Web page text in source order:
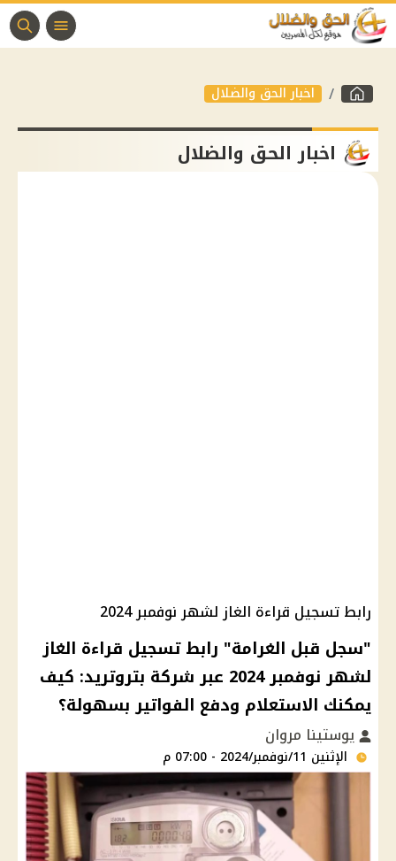
اخبار الحق والضلال
اخبار الحق والضلال
رابط تسجيل قراءة الغاز لشهر نوفمبر 2024
"سجل قبل الغرامة" رابط تسجيل قراءة الغاز
لشهر نوفمبر 2024 عبر شركة بتروتريد: كيف
يمكنك الاستعلام ودفع الفواتير بسهولة؟
يوستينا مروان
الإثنين 11/نوفمبر/2024 - 07:00 م